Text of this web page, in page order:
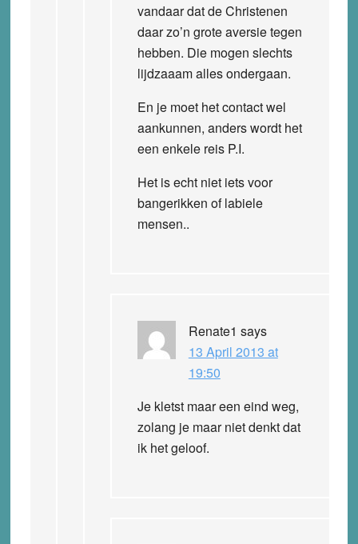
vandaar dat de Christenen
daar zo’n grote aversie tegen
hebben. Die mogen slechts
lijdzaaam alles ondergaan.
En je moet het contact wel
aankunnen, anders wordt het
een enkele reis P.I.
Het is echt niet iets voor
bangerikken of labiele
mensen..
Renate1 says
13 April 2013 at
19:50
Je kletst maar een eind weg,
zolang je maar niet denkt dat
ik het geloof.